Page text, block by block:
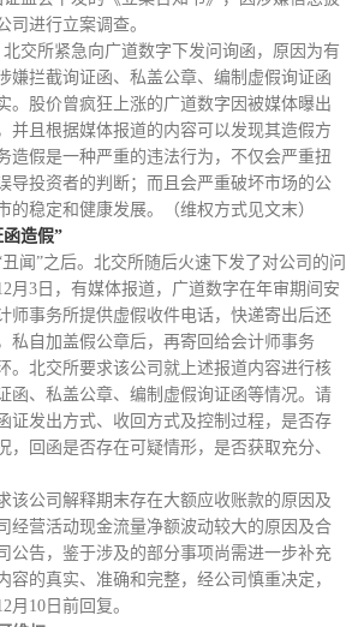
司进行立案调查。
北交所紧急向广道数字下发问询函， 原因为有
嫌拦截询证函、私盖公章、编制虚假询证函
。 股价曾疯狂上涨的广道数字因被媒体曝出
并且根据媒体报道的内容可以发现其造假方
造假是一种严重的违法行为，不仅会严重扭
导投资者的判断；而且会严重破坏市场的公
的稳定和健康发展。（维权方式见文末）
函造假”
丑闻”之后。北交所随后火速下发了对公司的问
月3日，有媒体报道，广道数字在年审期间安
师事务所提供虚假收件电话，快递寄出后还
私自加盖假公章后，再寄回给会计师事务
。 北交所要求该公司就上述报道内容进行核
函、私盖公章、编制虚假询证函等情况。请
证发出方式、收回方式及控制过程，是否存
，回函是否存在可疑情形，是否获取充分、
该公司解释期末存在大额应收账款的原因及
经营活动现金流量净额波动较大的原因及合
公告，鉴于涉及的部分事项尚需进一步补充
容的真实、准确和完整，经公司慎重决定，
月10日前回复。